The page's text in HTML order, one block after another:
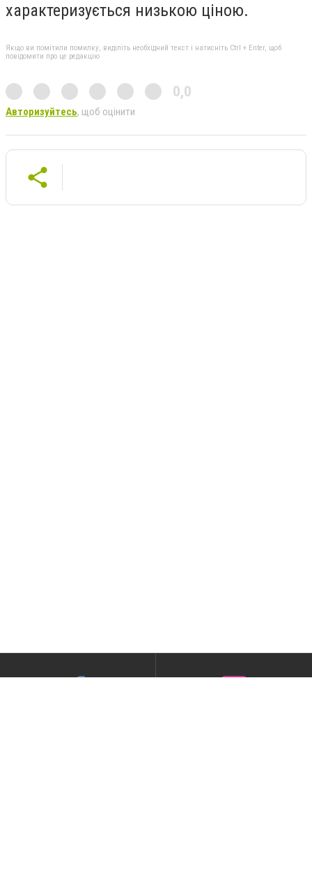
характеризується низькою ціною.
Якщо ви помітили помилку, виділіть необхідний текст і натисніть Ctrl + Enter, щоб
повідомити про це редакцію
0,0
Авторизуйтесь, щоб оцінити